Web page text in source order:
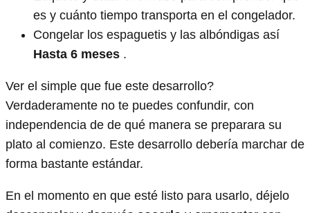
es y cuánto tiempo transporta en el congelador.
Congelar los espaguetis y las albóndigas así
Hasta 6 meses .
Ver el simple que fue este desarrollo?
Verdaderamente no te puedes confundir, con
independencia de de qué manera se preparara su
plato al comienzo. Este desarrollo debería marchar de
forma bastante estándar.
En el momento en que esté listo para usarlo, déjelo